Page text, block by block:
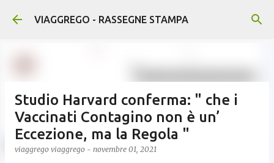
Passa ai contenuti principali
VIAGGREGO - RASSEGNE STAMPA
Studio Harvard conferma: " che i
Vaccinati Contagino non è un’
Eccezione, ma la Regola "
viaggrego viaggrego - novembre 01, 2021